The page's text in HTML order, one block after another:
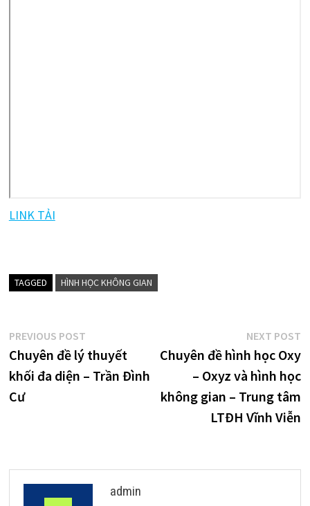
LINK TẢI
TAGGED HÌNH HỌC KHÔNG GIAN
Điều
hướng
bài
PREVIOUS POSTPrevious
post:
Chuyên đề lý thuyết
khối đa diện – Trần Đình
Cư
NEXT POST
Chuyên đề hình học Oxy
– Oxyz và hình học
không gian – Trung tâm
LTĐH Vĩnh Viễn
admin